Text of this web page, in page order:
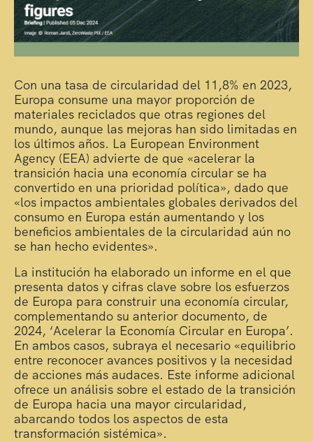
Con una tasa de circularidad del 11,8% en 2023,
Europa consume una mayor proporción de
materiales reciclados que otras regiones del
mundo, aunque las mejoras han sido limitadas en
los últimos años. La European Environment
Agency (EEA) advierte de que «acelerar la
transición hacia una economía circular se ha
convertido en una prioridad política», dado que
«los impactos ambientales globales derivados del
consumo en Europa están aumentando y los
beneficios ambientales de la circularidad aún no
se han hecho evidentes».
La institución ha elaborado un informe en el que
presenta datos y cifras clave sobre los esfuerzos
de Europa para construir una economía circular,
complementando su anterior documento, de
2024, ‘Acelerar la Economía Circular en Europa’.
En ambos casos, subraya el necesario «equilibrio
entre reconocer avances positivos y la necesidad
de acciones más audaces. Este informe adicional
ofrece un análisis sobre el estado de la transición
de Europa hacia una mayor circularidad,
abarcando todos los aspectos de esta
transformación sistémica».